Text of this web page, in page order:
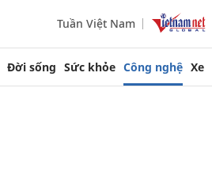
Tuần Việt Nam
Đời sống Sức khỏe Công nghệ Xe